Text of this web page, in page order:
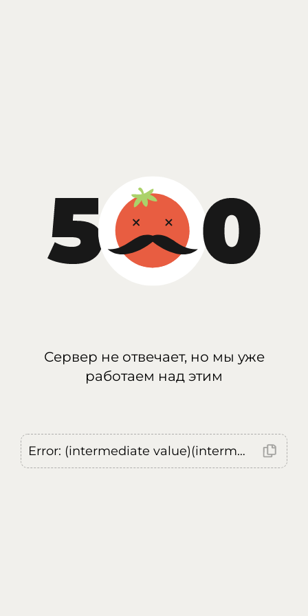
Сервер не отвечает, но мы уже
работаем над этим
Error: (intermediate value)(intermediate value)(intermediate value).replaceAll is not a function